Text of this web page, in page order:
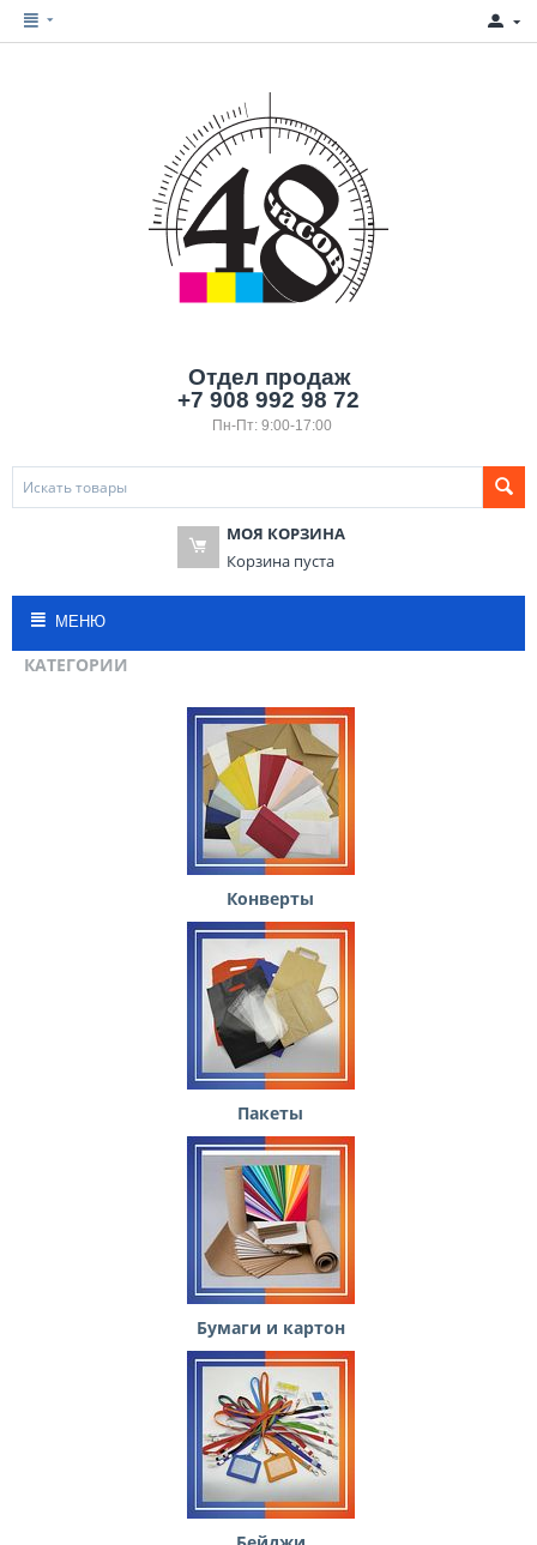
Отдел продаж
+7 908 992 98 72
Пн-Пт: 9:00-17:00
МОЯ КОРЗИНА
Корзина пуста
МЕНЮ
КАТЕГОРИИ
Конверты
Пакеты
Бумаги и картон